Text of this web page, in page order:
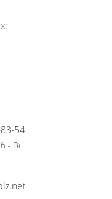
54
- Вс